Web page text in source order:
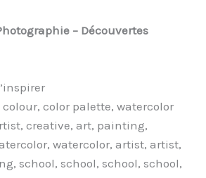
– Découvertes